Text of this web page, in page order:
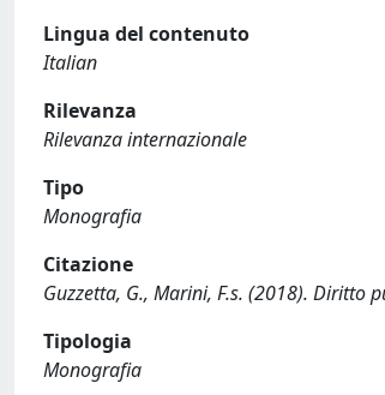
Lingua del contenuto
Italian
Rilevanza
Rilevanza internazionale
Tipo
Monografia
Citazione
Guzzetta, G., Marini, F.s. (2018). Diritto
Tipologia
Monografia